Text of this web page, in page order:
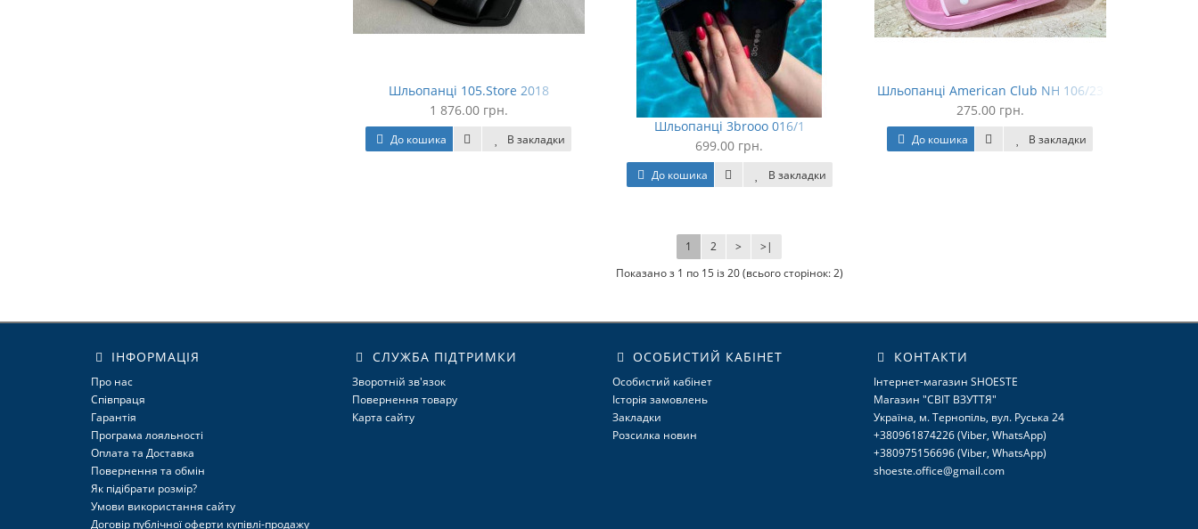
Шльопанці 105.Store 2018
1 876.00 грн.
До кошика В закладки
Шльопанці 3brooo 016/1
699.00 грн.
До кошика В закладки
Шльопанці American Club NH 106/23
275.00 грн.
До кошика В закладки
1 2 > >|
Показано з 1 по 15 із 20 (всього сторінок: 2)
ІНФОРМАЦІЯ
Про нас
Співпраця
Гарантія
Програма лояльності
Оплата та Доставка
Повернення та обмін
Як підібрати розмір?
Умови використання сайту
Договір публічної оферти купівлі-продажу
СЛУЖБА ПІДТРИМКИ
Зворотній зв'язок
Повернення товару
Карта сайту
ОСОБИСТИЙ КАБІНЕТ
Особистий кабінет
Історія замовлень
Закладки
Розсилка новин
КОНТАКТИ
Інтернет-магазин SHOESTE
Магазин "СВІТ ВЗУТТЯ"
Україна, м. Тернопіль, вул. Руська 24
+380961874226 (Viber, WhatsApp)
+380975156696 (Viber, WhatsApp)
shoeste.office@gmail.com